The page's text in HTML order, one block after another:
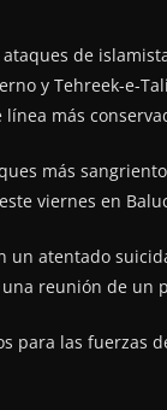
de
y Tehreek-e-
más
más
viernes en
un atentado
reunión de un
para las fuerzas